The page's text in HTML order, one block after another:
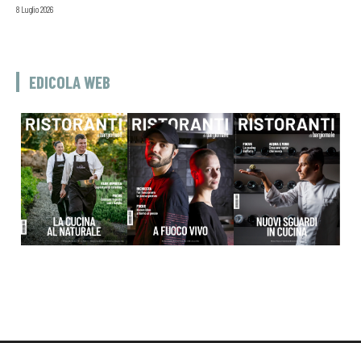
8 Luglio 2026
EDICOLA WEB